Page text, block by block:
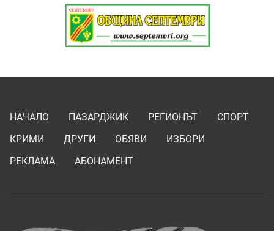
НАЧАЛО ПАЗАРДЖИК РЕГИОНЪТ
СПОРТ
КРИМИ
ДРУГИ ОБЯВИ
ИЗБОРИ
РЕКЛАМА
АБОНАМЕНТ